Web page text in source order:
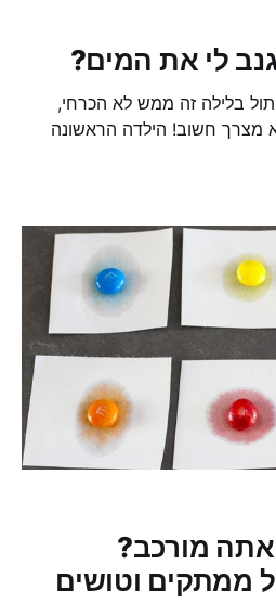
לי את המים?
בלילה זה ממש לא הכרחי,
מצרך חשוב! הילדה הראשונה
מורכב?
ממתקים וטושים